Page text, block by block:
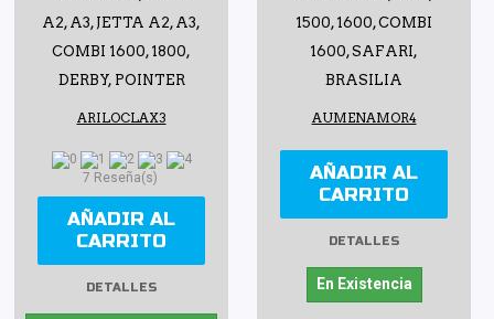
A2, A3, JETTA A2, A3,
COMBI 1600, 1800,
DERBY, POINTER
ARILOCLAX3
7 Reseña(s)
AÑADIR AL
CARRITO
DETALLES
1500, 1600, COMBI
1600, SAFARI,
BRASILIA
AUMENAMOR4
AÑADIR AL
CARRITO
DETALLES
En Existencia